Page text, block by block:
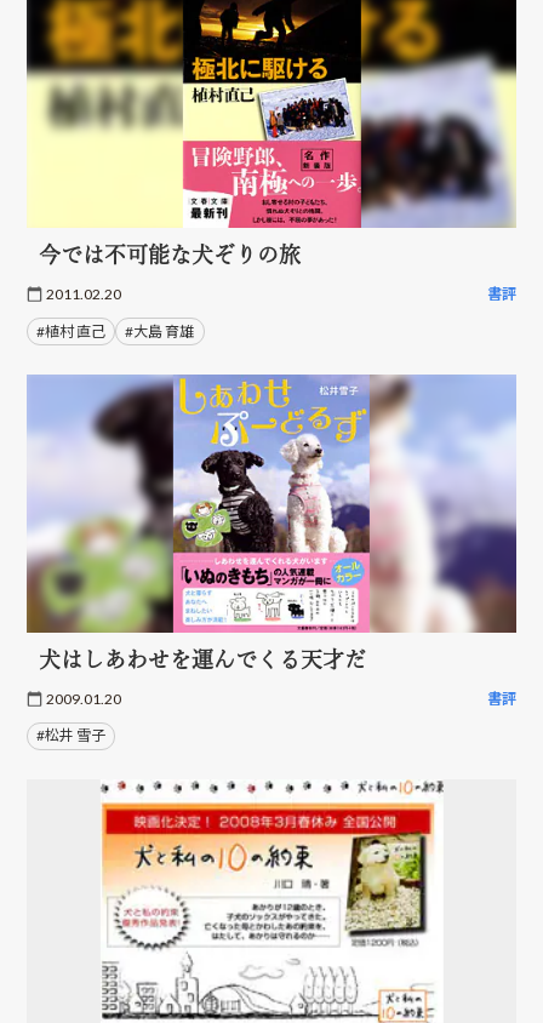
今では不可能な犬ぞりの旅
2011.02.20 書評
#植村 直己 #大島 育雄
犬はしあわせを運んでくる天才だ
2009.01.20 書評
#松井 雪子